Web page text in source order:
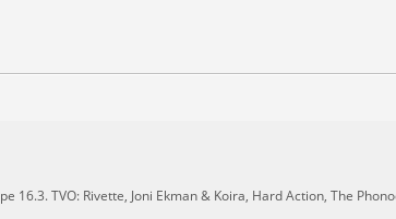
pe 16.3. TVO: Rivette, Joni Ekman & Koira, Hard Action, The